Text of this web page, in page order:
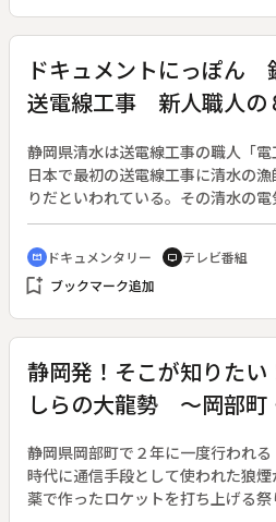
ドキュメントにっぽん
送電線工事 新人職人の
静岡県清水は送電線工事の職人「電
日本で最初の送電線工事に清水の
りだといわれている。その清水の
て就職し、地上高く張り巡らされ
と決意した二人の若者の姿を追う。
cinematic_blur ドキュメンタリー tv テレビ番組
bookmark_add ブックマーク追加
静岡発！そこが知りた
しらの大龍勢 ～岡部町
静岡県岡部町で２年に一度行われ
時代に通信手段として使われた狼
薬で作ったロケットを打ち上げる